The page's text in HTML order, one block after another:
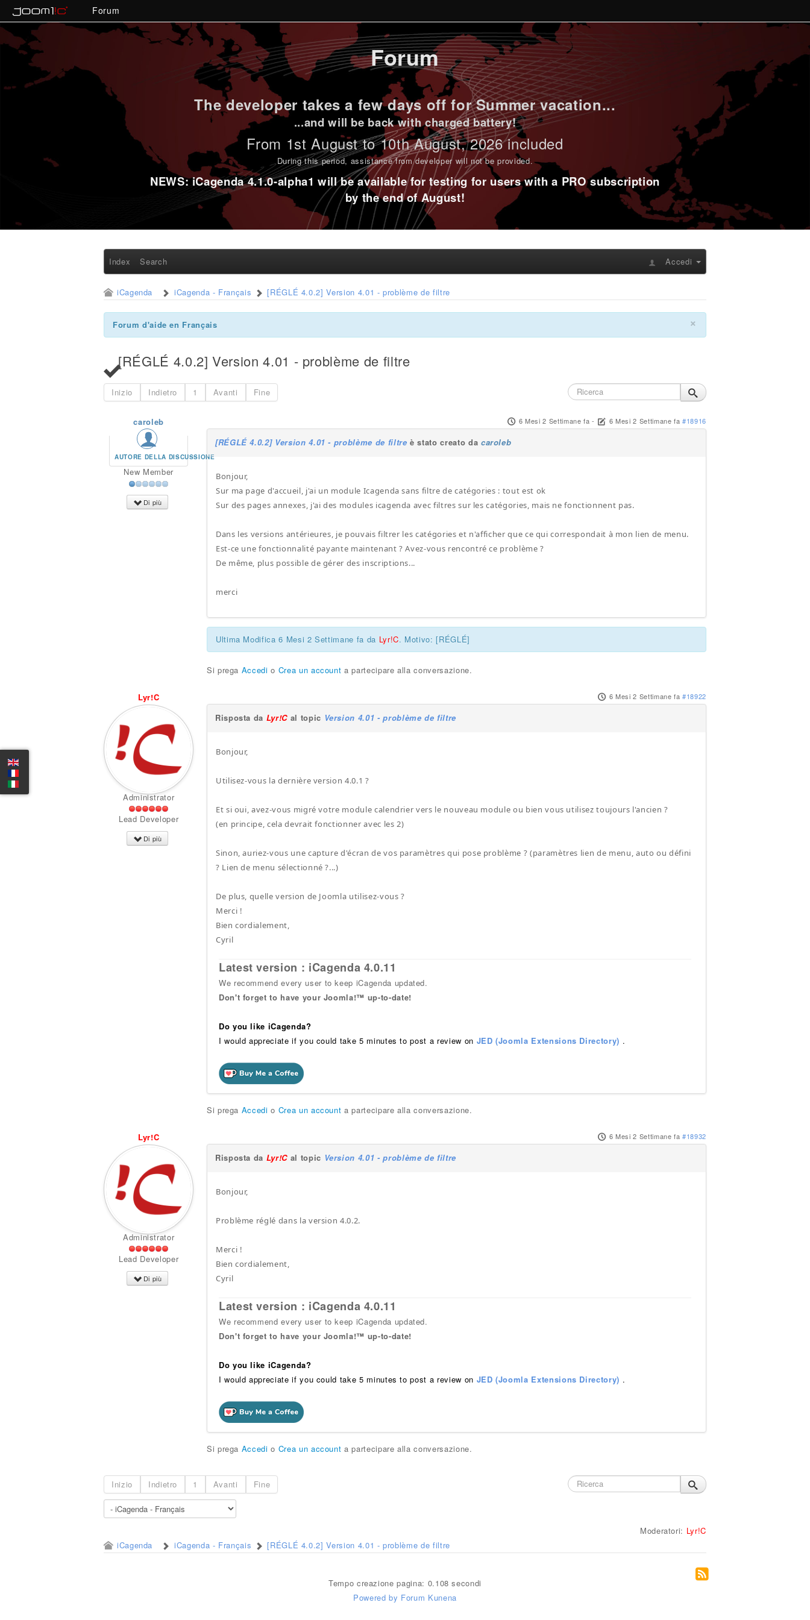
Forum
Forum
The developer takes a few days off for Summer vacation...
...and will be back with charged battery!
From 1st August to 10th August, 2026 included
During this period, assistance from developer will not be provided.
NEWS: iCagenda 4.1.0-alpha1 will be available for testing for users with a PRO subscription
by the end of August!
Index Search Accedi
iCagenda iCagenda - Français [RÉGLÉ 4.0.2] Version 4.01 - problème de filtre
×
Forum d'aide en Français
[RÉGLÉ 4.0.2] Version 4.01 - problème de filtre
Inizio Indietro 1 Avanti Fine
caroleb
AUTORE DELLA DISCUSSIONE
New Member
Di più
6 Mesi 2 Settimane fa - 6 Mesi 2 Settimane fa #18916
[RÉGLÉ 4.0.2] Version 4.01 - problème de filtre è stato creato da caroleb
Bonjour,
Sur ma page d'accueil, j'ai un module Icagenda sans filtre de catégories : tout est ok
Sur des pages annexes, j'ai des modules icagenda avec filtres sur les catégories, mais ne fonctionnent pas.
Dans les versions antérieures, je pouvais filtrer les catégories et n'afficher que ce qui correspondait à mon lien de menu.
Est-ce une fonctionnalité payante maintenant ? Avez-vous rencontré ce problème ?
De même, plus possible de gérer des inscriptions...
merci
Ultima Modifica 6 Mesi 2 Settimane fa da Lyr!C. Motivo: [RÉGLÉ]
Si prega Accedi o Crea un account a partecipare alla conversazione.
Lyr!C
Administrator
Lead Developer
Di più
6 Mesi 2 Settimane fa #18922
Risposta da Lyr!C al topic Version 4.01 - problème de filtre
Bonjour,
Utilisez-vous la dernière version 4.0.1 ?
Et si oui, avez-vous migré votre module calendrier vers le nouveau module ou bien vous utilisez toujours l'ancien ?
(en principe, cela devrait fonctionner avec les 2)
Sinon, auriez-vous une capture d'écran de vos paramètres qui pose problème ? (paramètres lien de menu, auto ou défini
? Lien de menu sélectionné ?...)
De plus, quelle version de Joomla utilisez-vous ?
Merci !
Bien cordialement,
Cyril
Latest version : iCagenda 4.0.11
We recommend every user to keep iCagenda updated.
Don't forget to have your Joomla!™ up-to-date!
Do you like iCagenda?
I would appreciate if you could take 5 minutes to post a review on JED (Joomla Extensions Directory) .
Si prega Accedi o Crea un account a partecipare alla conversazione.
Lyr!C
Administrator
Lead Developer
Di più
6 Mesi 2 Settimane fa #18932
Risposta da Lyr!C al topic Version 4.01 - problème de filtre
Bonjour,
Problème réglé dans la version 4.0.2.
Merci !
Bien cordialement,
Cyril
Latest version : iCagenda 4.0.11
We recommend every user to keep iCagenda updated.
Don't forget to have your Joomla!™ up-to-date!
Do you like iCagenda?
I would appreciate if you could take 5 minutes to post a review on JED (Joomla Extensions Directory) .
Si prega Accedi o Crea un account a partecipare alla conversazione.
Inizio Indietro 1 Avanti Fine
Moderatori: Lyr!C
iCagenda
iCagenda - Français [RÉGLÉ 4.0.2] Version 4.01 - problème de filtre
Tempo creazione pagina: 0.108 secondi
Powered by Forum Kunena